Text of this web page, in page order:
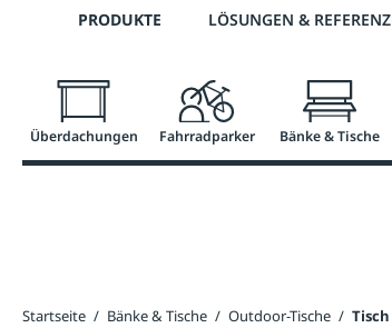
Zur Hauptnavigation springen
Telefon: +43 7672 95895 0
PRODUKTE LÖSUNGEN &
Überdachungen Fahrradparker Bänke & Tische
Startseite / Bänke & Tische / Outdoor-Tische / Tisch